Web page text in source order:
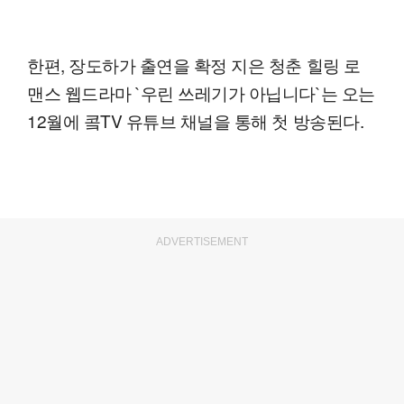
한편, 장도하가 출연을 확정 지은 청춘 힐링 로
맨스 웹드라마 `우린 쓰레기가 아닙니다`는 오는
12월에 콬TV 유튜브 채널을 통해 첫 방송된다.
ADVERTISEMENT